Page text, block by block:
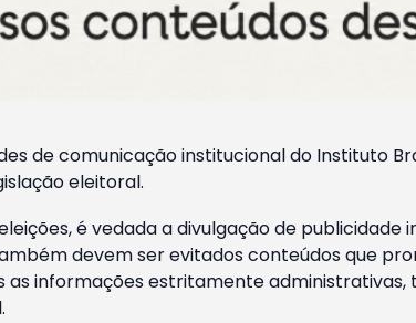
de comunicação institucional do Instituto
eleitoral.
é vedada a divulgação de
devem ser evitados conteúdos que
informações estritamente